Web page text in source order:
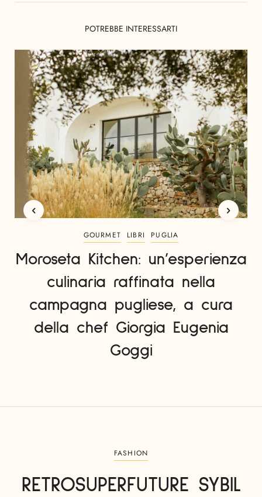
POTREBBE INTERESSARTI
GOURMET LIBRI PUGLIA
Moroseta Kitchen: un’esperienza
culinaria raffinata nella
campagna pugliese, a cura
della chef Giorgia Eugenia
Goggi
FASHION
RETROSUPERFUTURE SYBIL